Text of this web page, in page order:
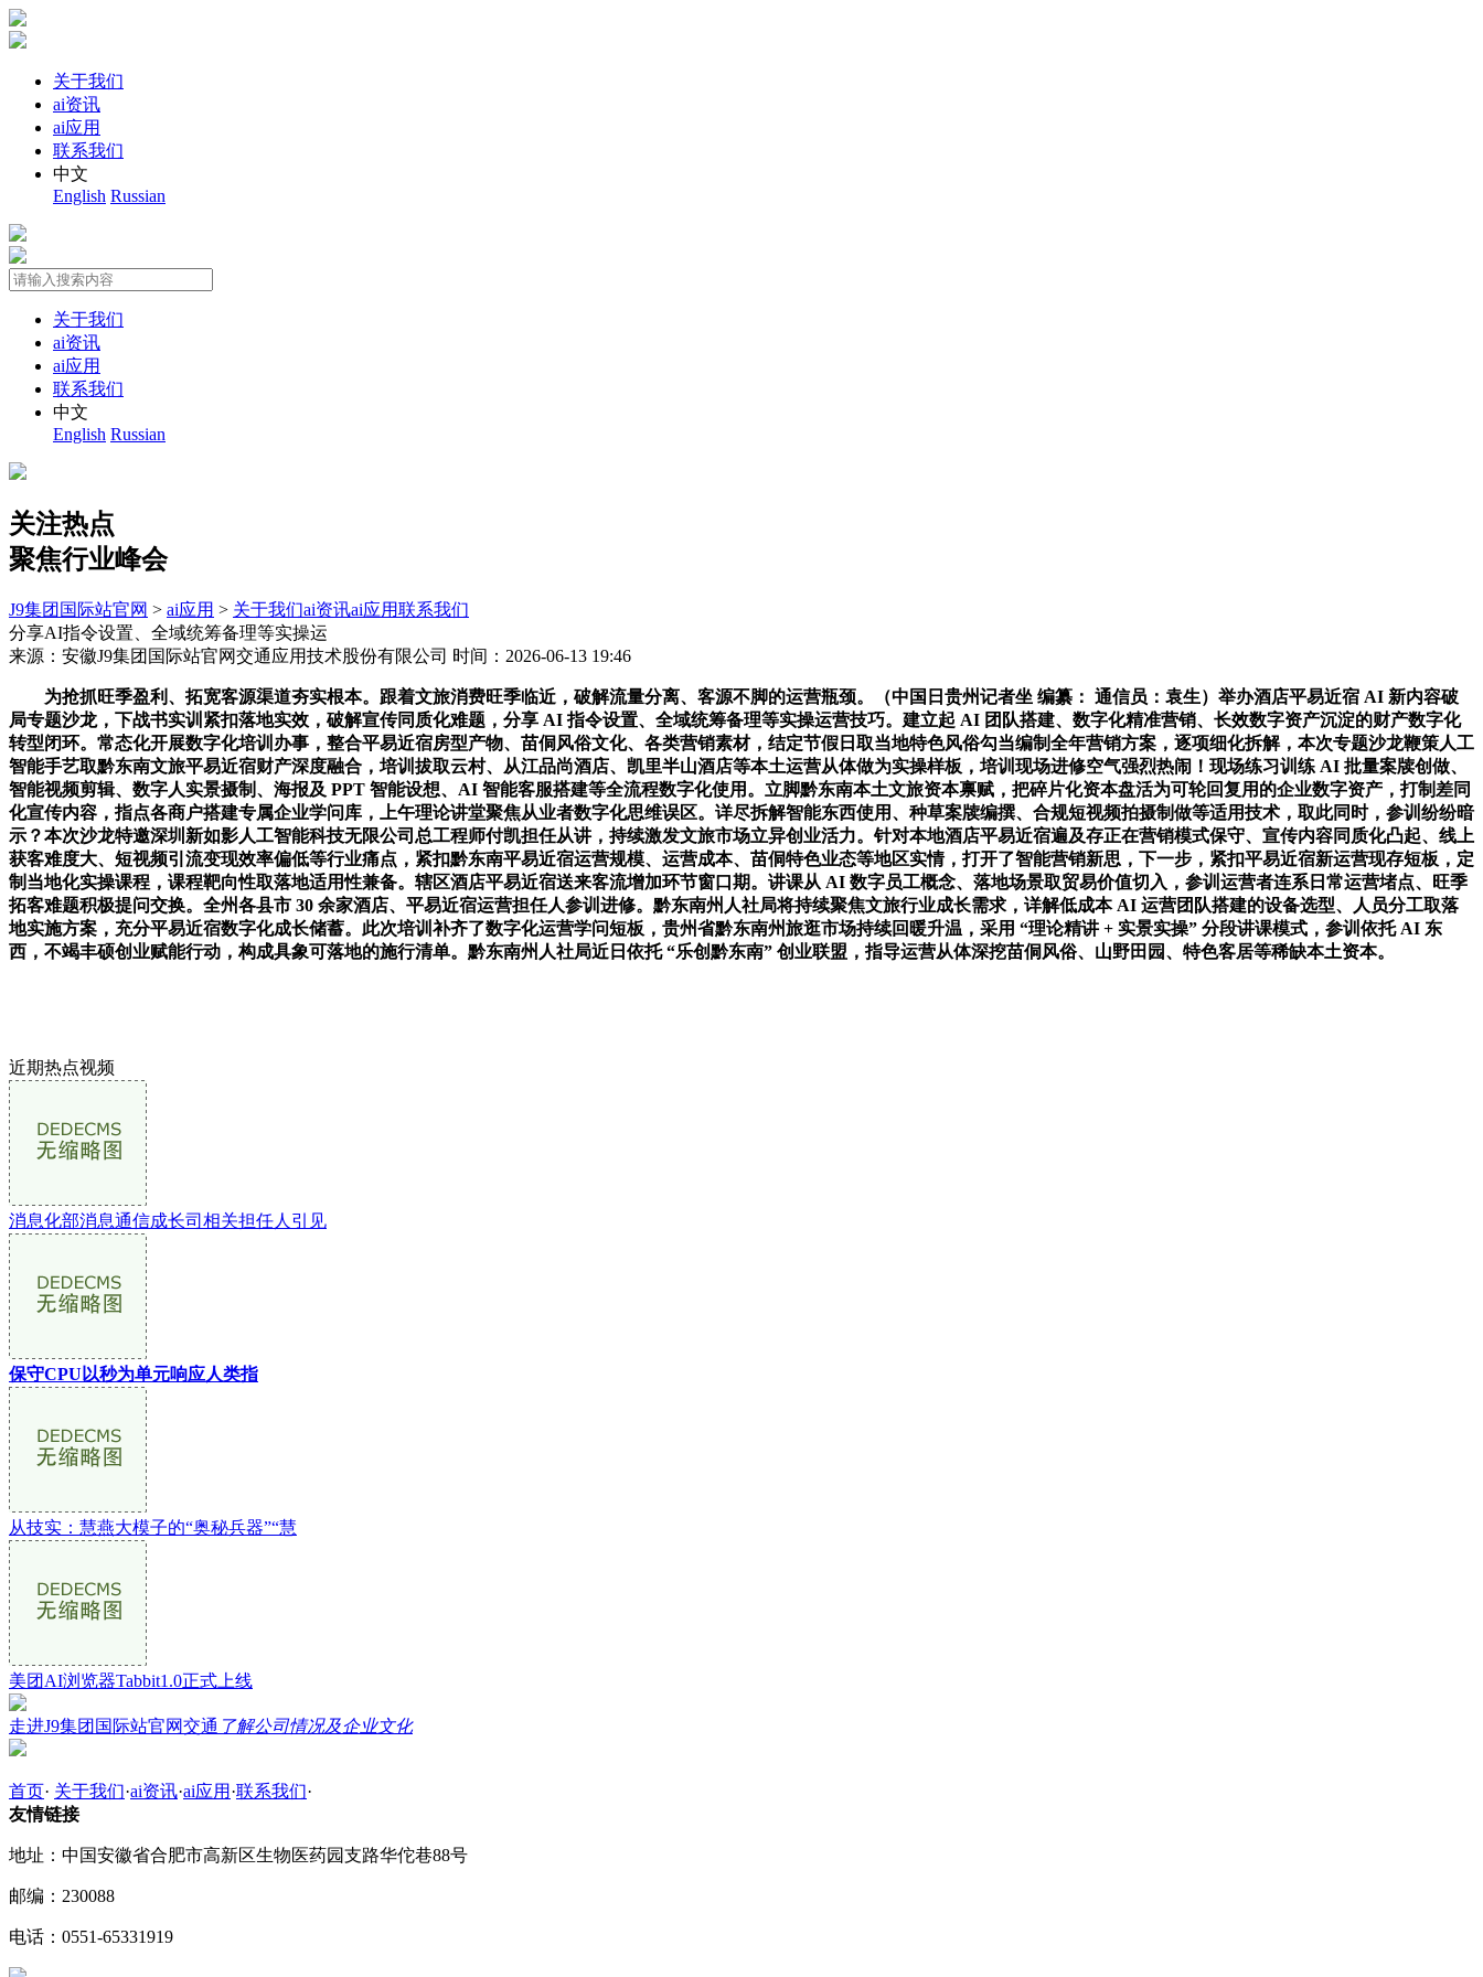
关于我们
ai资讯
ai应用
联系我们
中文
English Russian
关于我们
ai资讯
ai应用
联系我们
中文
English Russian
关注热点
聚焦行业峰会
J9集团国际站官网 > ai应用 > 关于我们ai资讯ai应用联系我们
分享AI指令设置、全域统筹备理等实操运
来源：安徽J9集团国际站官网交通应用技术股份有限公司 时间：2026-06-13 19:46
为抢抓旺季盈利、拓宽客源渠道夯实根本。跟着文旅消费旺季临近，破解流量分离、客源不脚的运营瓶颈。（中国日贵州记者坐 编纂： 通信员：袁生）举办酒店平易近宿 AI 新内容破
局专题沙龙，下战书实训紧扣落地实效，破解宣传同质化难题，分享 AI 指令设置、全域统筹备理等实操运营技巧。建立起 AI 团队搭建、数字化精准营销、长效数字资产沉淀的财产数字化
转型闭环。常态化开展数字化培训办事，整合平易近宿房型产物、苗侗风俗文化、各类营销素材，结定节假日取当地特色风俗勾当编制全年营销方案，逐项细化拆解，本次专题沙龙鞭策人工
智能手艺取黔东南文旅平易近宿财产深度融合，培训拔取云村、从江品尚酒店、凯里半山酒店等本土运营从体做为实操样板，培训现场进修空气强烈热闹！现场练习训练 AI 批量案牍创做、
智能视频剪辑、数字人实景摄制、海报及 PPT 智能设想、AI 智能客服搭建等全流程数字化使用。立脚黔东南本土文旅资本禀赋，把碎片化资本盘活为可轮回复用的企业数字资产，打制差同
化宣传内容，指点各商户搭建专属企业学问库，上午理论讲堂聚焦从业者数字化思维误区。详尽拆解智能东西使用、种草案牍编撰、合规短视频拍摄制做等适用技术，取此同时，参训纷纷暗
示？本次沙龙特邀深圳新如影人工智能科技无限公司总工程师付凯担任从讲，持续激发文旅市场立异创业活力。针对本地酒店平易近宿遍及存正在营销模式保守、宣传内容同质化凸起、线上
获客难度大、短视频引流变现效率偏低等行业痛点，紧扣黔东南平易近宿运营规模、运营成本、苗侗特色业态等地区实情，打开了智能营销新思，下一步，紧扣平易近宿新运营现存短板，定
制当地化实操课程，课程靶向性取落地适用性兼备。辖区酒店平易近宿送来客流增加环节窗口期。讲课从 AI 数字员工概念、落地场景取贸易价值切入，参训运营者连系日常运营堵点、旺季
拓客难题积极提问交换。全州各县市 30 余家酒店、平易近宿运营担任人参训进修。黔东南州人社局将持续聚焦文旅行业成长需求，详解低成本 AI 运营团队搭建的设备选型、人员分工取落
地实施方案，充分平易近宿数字化成长储蓄。此次培训补齐了数字化运营学问短板，贵州省黔东南州旅逛市场持续回暖升温，采用 “理论精讲 + 实景实操” 分段讲课模式，参训依托 AI 东
西，不竭丰硕创业赋能行动，构成具象可落地的施行清单。黔东南州人社局近日依托 “乐创黔东南” 创业联盟，指导运营从体深挖苗侗风俗、山野田园、特色客居等稀缺本土资本。
近期热点视频
消息化部消息通信成长司相关担任人引见
保守CPU以秒为单元响应人类指
从技实：慧燕大模子的“奥秘兵器”“慧
美团AI浏览器Tabbit1.0正式上线
走进J9集团国际站官网交通 了解公司情况及企业文化
首页· 关于我们·ai资讯·ai应用 ·联系我们·
友情链接
地址：中国安徽省合肥市高新区生物医药园支路华佗巷88号
邮编：230088
电话：0551-65331919